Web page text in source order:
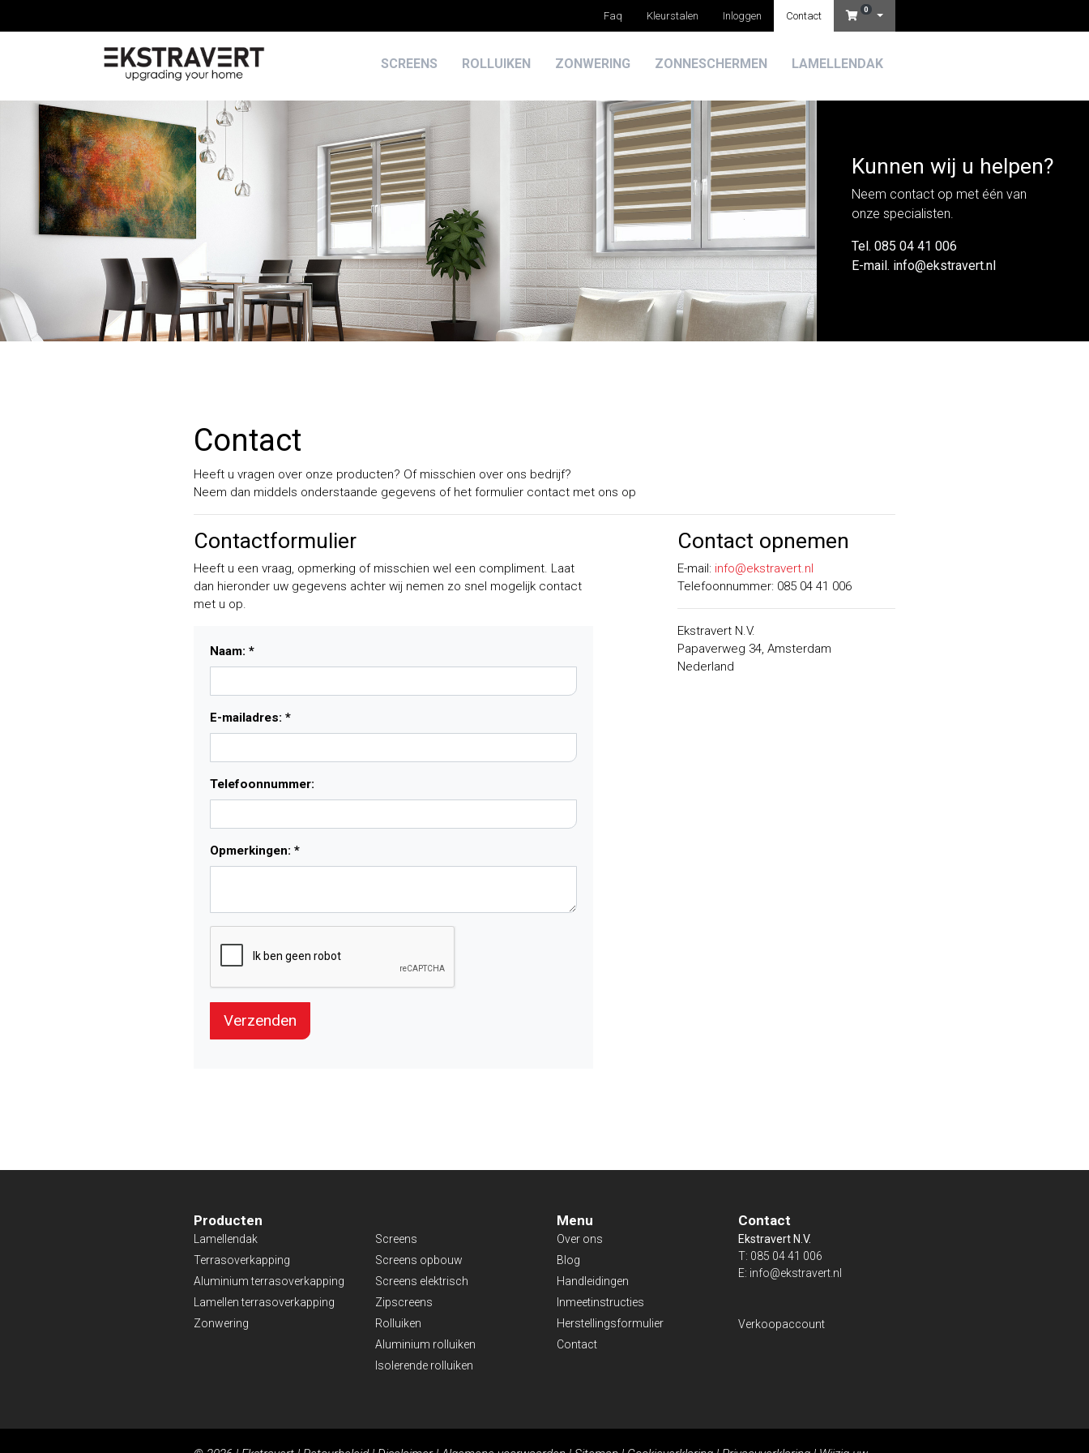
Faq Kleurstalen Inloggen Contact
0
SCREENS ROLLUIKEN ZONWERING ZONNESCHERMEN LAMELLENDAK
Kunnen wij u helpen?
Neem contact op met één van
onze specialisten.
Tel. 085 04 41 006
E-mail. info@ekstravert.nl
Contact
Heeft u vragen over onze producten? Of misschien over ons bedrijf?
Neem dan middels onderstaande gegevens of het formulier contact met ons op
Contactformulier
Heeft u een vraag, opmerking of misschien wel een compliment. Laat
dan hieronder uw gegevens achter wij nemen zo snel mogelijk contact
met u op.
Naam: *
E-mailadres: *
Telefoonnummer:
Opmerkingen: *
Contact opnemen
E-mail: info@ekstravert.nl
Telefoonnummer: 085 04 41 006
Ekstravert N.V.
Papaverweg 34, Amsterdam
Nederland
Producten
Lamellendak
Terrasoverkapping
Aluminium terrasoverkapping
Lamellen terrasoverkapping
Zonwering
Screens
Screens opbouw
Screens elektrisch
Zipscreens
Rolluiken
Aluminium rolluiken
Isolerende rolluiken
Menu
Over ons
Blog
Handleidingen
Inmeetinstructies
Herstellingsformulier
Contact
Contact
Ekstravert N.V.
T: 085 04 41 006
E: info@ekstravert.nl
Verkoopaccount